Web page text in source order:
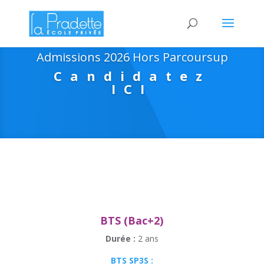
Admissions 2026 Hors Parcoursup
Candidatez
ICI
BTS (Bac+2)
Durée : 2 ans
BTS SP3S :